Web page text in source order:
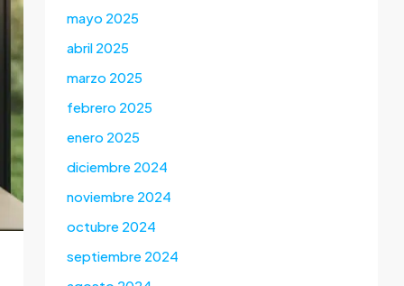
mayo 2025
abril 2025
marzo 2025
febrero 2025
enero 2025
diciembre 2024
noviembre 2024
octubre 2024
septiembre 2024